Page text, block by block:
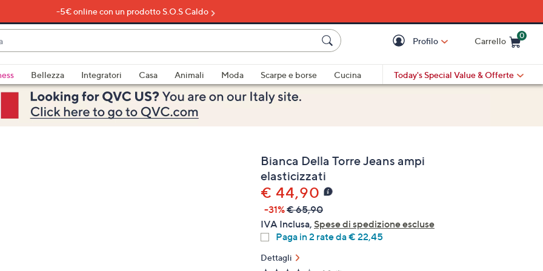
-5€ online con un prodotto S.O.S Caldo
Profilo Carrello
0
Bellezza Integratori Casa Animali Moda Scarpe e borse
Cucina
Today's Special Value & Offerte
Bianca Della Torre Jeans ampi
elasticizzati
€ 44,90
-31%€ 65,90
IVA Inclusa, Spese di spedizione escluse
Paga in 2 rate da € 22,45
Dettagli